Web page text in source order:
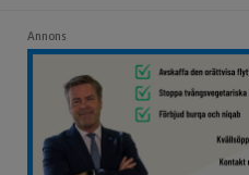
Annons